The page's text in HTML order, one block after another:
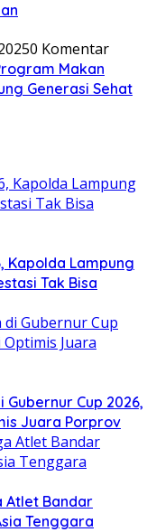
0 Komentar
Makan
Generasi Sehat
Kapolda Lampung
Tak Bisa
Gubernur Cup 2026,
Juara Porprov
Atlet Bandar
Tenggara